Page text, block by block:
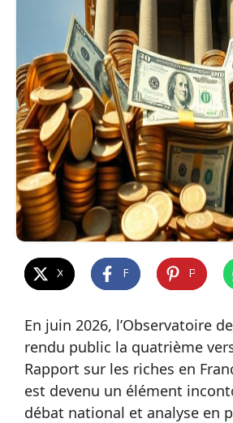
En juin 2026, l’Observatoire
rendu public la quatrième
Rapport sur les riches en
est devenu un élément
débat national et analyse en